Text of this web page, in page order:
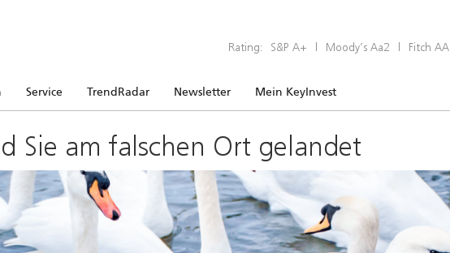
Rating: S&P A+ | Moody’s Aa2 | Fitch AA
Service TrendRadar Newsletter Mein KeyInvest
Sie am falschen Ort gelandet